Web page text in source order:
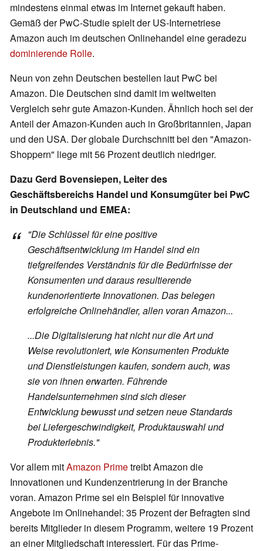
mindestens einmal etwas im Internet gekauft haben.
Gemäß der PwC-Studie spielt der US-Internetriese
Amazon auch im deutschen Onlinehandel eine geradezu
dominierende Rolle.
Neun von zehn Deutschen bestellen laut PwC bei
Amazon. Die Deutschen sind damit im weltweiten
Vergleich sehr gute Amazon-Kunden. Ähnlich hoch sei der
Anteil der Amazon-Kunden auch in Großbritannien, Japan
und den USA. Der globale Durchschnitt bei den "Amazon-
Shoppern" liege mit 56 Prozent deutlich niedriger.
Dazu Gerd Bovensiepen, Leiter des
Geschäftsbereichs Handel und Konsumgüter bei PwC
in Deutschland und EMEA:
"Die Schlüssel für eine positive
Geschäftsentwicklung im Handel sind ein
tiefgreifendes Verständnis für die Bedürfnisse der
Konsumenten und daraus resultierende
kundenorientierte Innovationen. Das belegen
erfolgreiche Onlinehändler, allen voran Amazon...
...Die Digitalisierung hat nicht nur die Art und
Weise revolutioniert, wie Konsumenten Produkte
und Dienstleistungen kaufen, sondern auch, was
sie von ihnen erwarten. Führende
Handelsunternehmen sind sich dieser
Entwicklung bewusst und setzen neue Standards
bei Liefergeschwindigkeit, Produktauswahl und
Produkterlebnis."
Vor allem mitAmazon Primetreibt Amazon die
Innovationen und Kundenzentrierung in der Branche
voran. Amazon Prime sei ein Beispiel für innovative
Angebote im Onlinehandel: 35 Prozent der Befragten sind
bereits Mitglieder in diesem Programm, weitere 19 Prozent
an einer Mitgliedschaft interessiert. Für das Prime-